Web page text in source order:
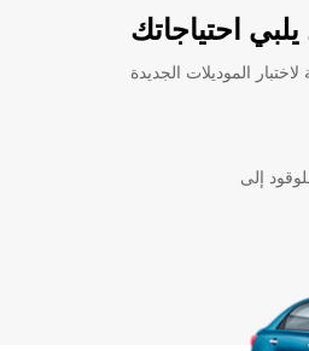
احتياجاتك
الموديلات الجديدة
إلى